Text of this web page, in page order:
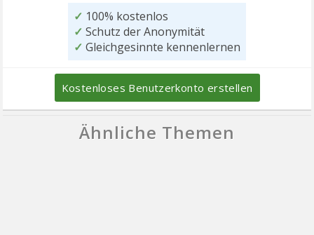
✓ 100% kostenlos
✓ Schutz der Anonymität
✓ Gleichgesinnte kennenlernen
Kostenloses Benutzerkonto erstellen
Ähnliche Themen